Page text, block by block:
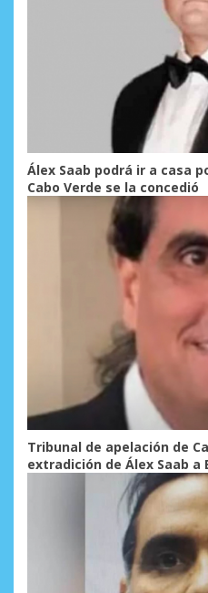
Álex Saab podrá ir a casa
Cabo Verde se la concedió
Tribunal de apelación de
extradición de Álex Saab a